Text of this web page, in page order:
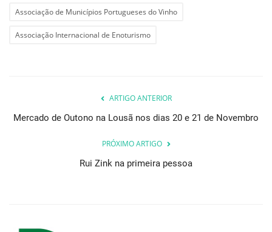
Associação de Municípios Portugueses do Vinho
Associação Internacional de Enoturismo
ARTIGO ANTERIOR
Mercado de Outono na Lousã nos dias 20 e 21 de Novembro
PRÓXIMO ARTIGO
Rui Zink na primeira pessoa